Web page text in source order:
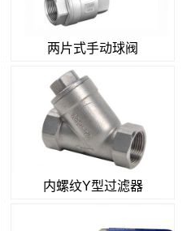
两片式手动球阀
内螺纹Y型过滤器